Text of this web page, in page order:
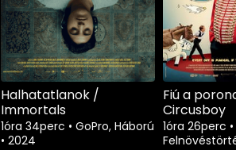
Halhatatlanok /
Immortals
1óra 34perc • GoPro, Háború
• 2024
Fiú a
Circusboy
1óra 26perc •